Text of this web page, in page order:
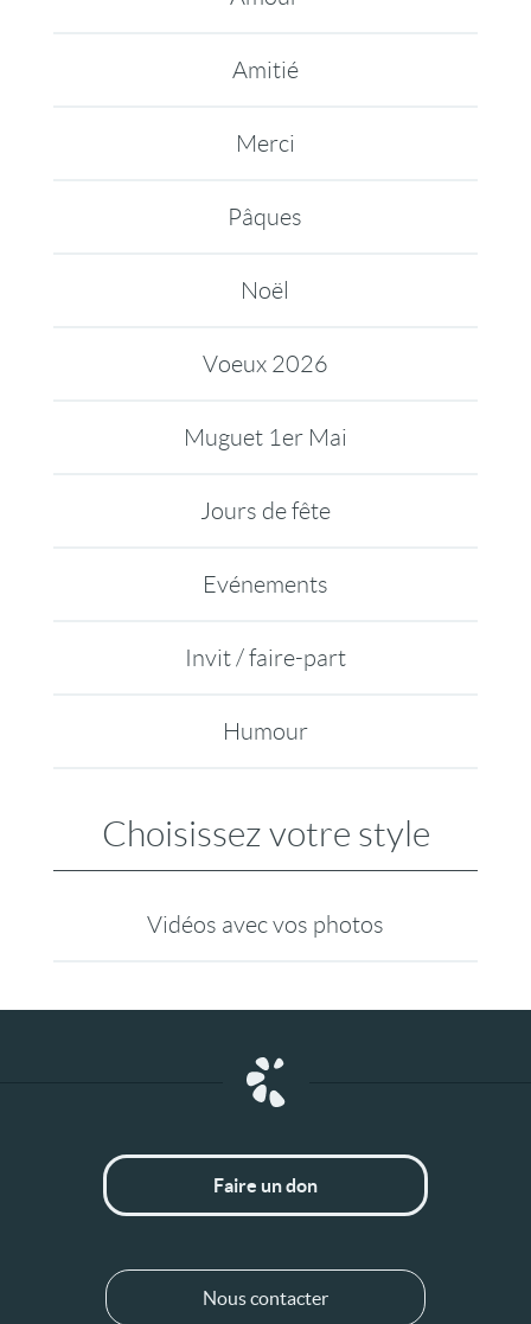
Amitié
Merci
Pâques
Noël
Voeux 2026
Muguet 1er Mai
Jours de fête
Evénements
Invit / faire-part
Humour
Choisissez votre style
Vidéos avec vos photos
Faire un don
Nous contacter